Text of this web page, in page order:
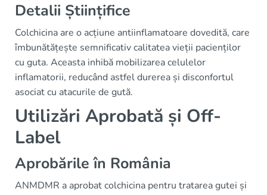
Detalii Științifice
Colchicina are o acțiune antiinflamatoare dovedită, care
îmbunătățește semnificativ calitatea vieții pacienților
cu guta. Aceasta inhibă mobilizarea celulelor
inflamatorii, reducând astfel durerea și disconfortul
asociat cu atacurile de gută.
Utilizări Aprobată și Off-
Label
Aprobările în România
ANMDMR a aprobat colchicina pentru tratarea gutei și